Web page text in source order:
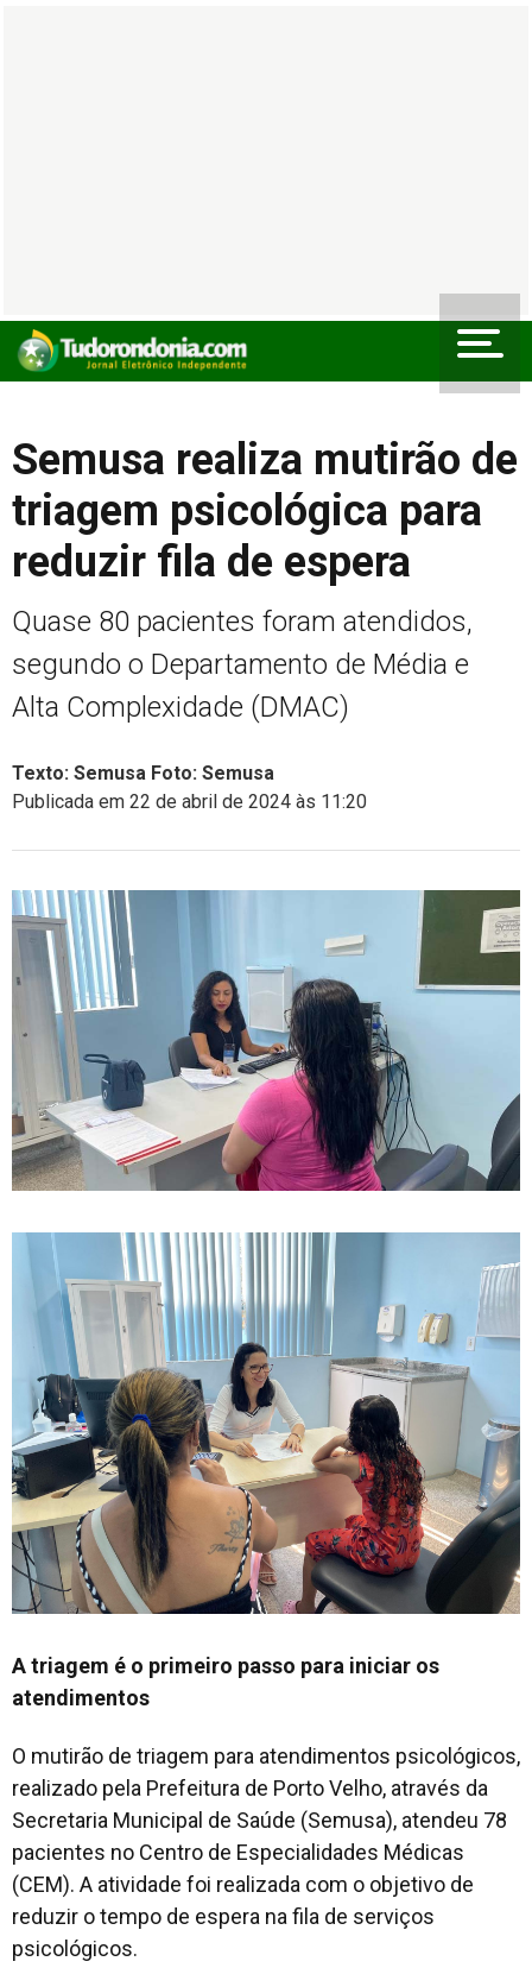
Semusa realiza mutirão de
triagem psicológica para
reduzir fila de espera
Quase 80 pacientes foram atendidos,
segundo o Departamento de Média e
Alta Complexidade (DMAC)
Texto: Semusa Foto: Semusa
Publicada em 22 de abril de 2024 às 11:20
A triagem é o primeiro passo para iniciar os
atendimentos
O mutirão de triagem para atendimentos psicológicos,
realizado pela Prefeitura de Porto Velho, através da
Secretaria Municipal de Saúde (Semusa), atendeu 78
pacientes no Centro de Especialidades Médicas
(CEM). A atividade foi realizada com o objetivo de
reduzir o tempo de espera na fila de serviços
psicológicos.